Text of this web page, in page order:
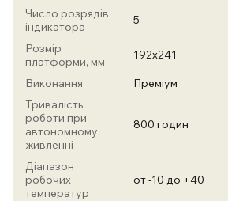
Число розрядів
індикатора
5
Розмір
платформи, мм
192х241
Виконання
Преміум
Тривалість
роботи при
автономному
живленні
800 годин
Діапазон
робочих
температур
от -10 до +40